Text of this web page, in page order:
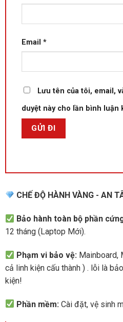
Email *
Lưu tên của tôi, email,
duyệt này cho lần bình luận
CHẾ ĐỘ HÀNH VÀNG - AN
Bảo hành toàn bộ phần
12 tháng (Laptop Mới).
Phạm vi bảo vệ: Mainboard,
cả linh kiện cấu thành ) . lỗi là
kiện!
Phần mềm: Cài đặt, vệ sinh